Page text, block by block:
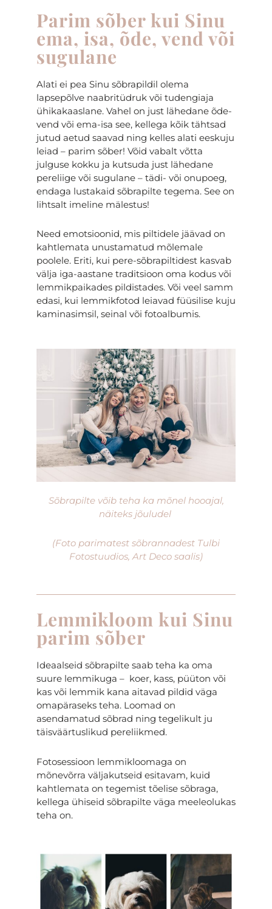
Parim sõber kui Sinu
ema, isa, õde, vend või
sugulane
Alati ei pea Sinu sõbrapildil olema
lapsepõlve naabritüdruk või tudengiaja
ühikakaaslane. Vahel on just lähedane õde-
vend või ema-isa see, kellega kõik tähtsad
jutud aetud saavad ning kelles alati eeskuju
leiad – parim sõber! Võid vabalt võtta
julguse kokku ja kutsuda just lähedane
pereliige või sugulane – tädi- või onupoeg,
endaga lustakaid sõbrapilte tegema. See on
lihtsalt imeline mälestus!
Need emotsioonid, mis piltidele jäävad on
kahtlemata unustamatud mõlemale
poolele. Eriti, kui pere-sõbrapiltidest kasvab
välja iga-aastane traditsioon oma kodus või
lemmikpaikades pildistades. Või veel samm
edasi, kui lemmikfotod leiavad füüsilise kuju
kaminasimsil, seinal või fotoalbumis.
Sõbrapilte võib teha ka mõnel hooajal,
näiteks jõuludel
(Foto parimatest sõbrannadest Tulbi
Fotostuudios, Art Deco saalis)
Lemmikloom kui Sinu
parim sõber
Ideaalseid sõbrapilte saab teha ka oma
suure lemmikuga – koer, kass, püüton või
kas või lemmik kana aitavad pildid väga
omapäraseks teha. Loomad on
asendamatud sõbrad ning tegelikult ju
täisväärtuslikud pereliikmed.
Fotosessioon lemmikloomaga on
mõnevõrra väljakutseid esitavam, kuid
kahtlemata on tegemist tõelise sõbraga,
kellega ühiseid sõbrapilte väga meeleolukas
teha on.